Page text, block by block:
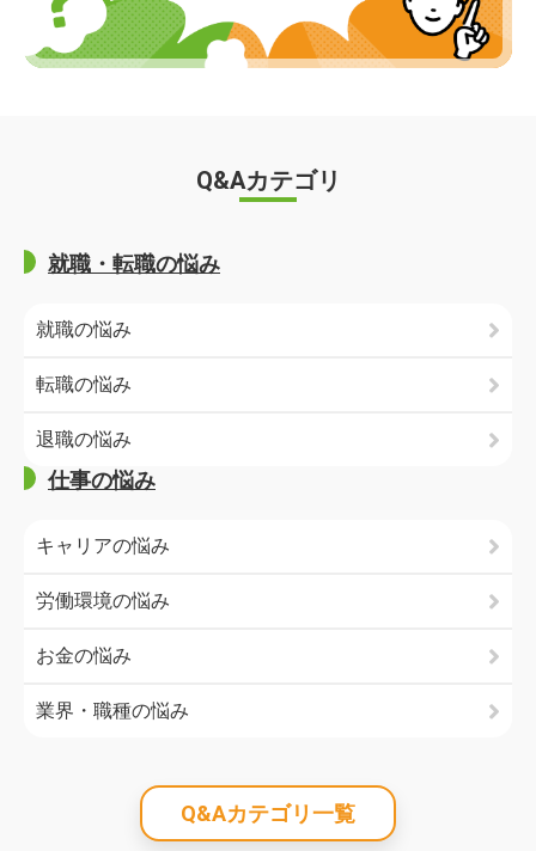
Q&Aカテゴリ
就職・転職の悩み
就職の悩み
転職の悩み
退職の悩み
仕事の悩み
キャリアの悩み
労働環境の悩み
お金の悩み
業界・職種の悩み
Q&Aカテゴリ一覧